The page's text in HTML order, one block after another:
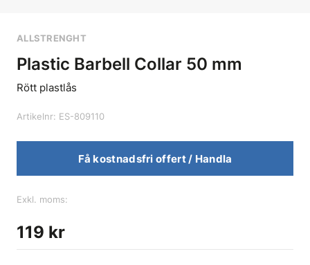
ALLSTRENGHT
Plastic Barbell Collar 50 mm
Rött plastlås
Artikelnr: ES-809110
Få kostnadsfri offert / Handla
Exkl. moms:
119 kr